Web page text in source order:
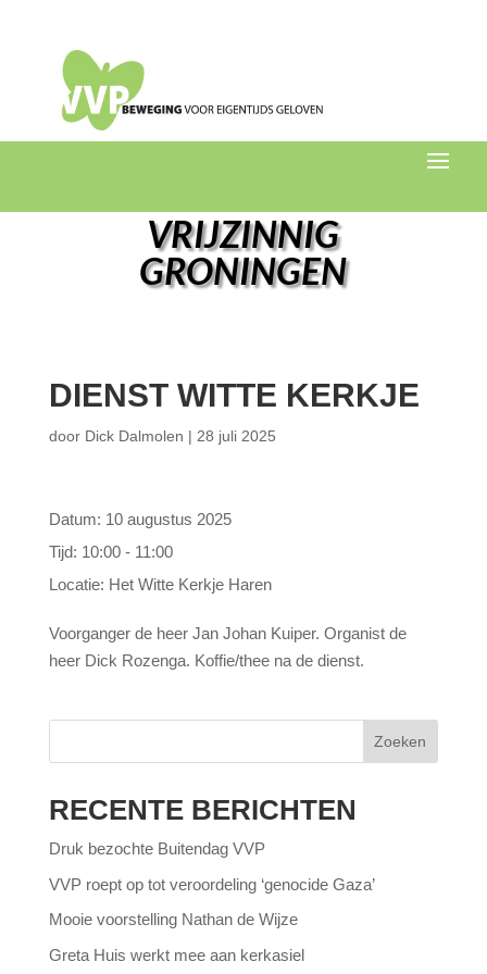
VRIJZINNIG
GRONINGEN
DIENST WITTE KERKJE
door Dick Dalmolen | 28 juli 2025
Datum: 10 augustus 2025
Tijd: 10:00 - 11:00
Locatie: Het Witte Kerkje Haren
Voorganger de heer Jan Johan Kuiper. Organist de
heer Dick Rozenga. Koffie/thee na de dienst.
Zoeken
RECENTE BERICHTEN
Druk bezochte Buitendag VVP
VVP roept op tot veroordeling ‘genocide Gaza’
Mooie voorstelling Nathan de Wijze
Greta Huis werkt mee aan kerkasiel